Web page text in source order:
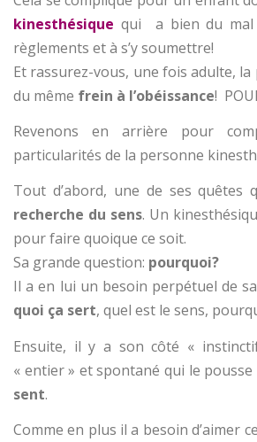
kinesthésique qui a bien du mal
règlements et à s’y soumettre!
Et rassurez-vous, une fois adulte,
du même frein à l’obéissance!
Revenons en arrière pour
particularités de la personne
Tout d’abord, une de ses quêtes
recherche du sens. Un
pour faire quoique ce soit.
Sa grande question: pourquoi?
Il a en lui un besoin perpétuel de
quoi ça sert, quel est le sens,
Ensuite, il y a son côté «
« entier » et spontané qui le
sent.
Comme en plus il a besoin d’aimer